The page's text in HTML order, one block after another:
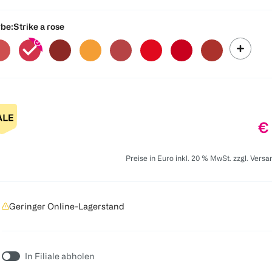
Strike a rose
€
Preise in Euro inkl. 20 % MwSt. zzgl.
Geringer Online-Lagerstand
In Filiale abholen